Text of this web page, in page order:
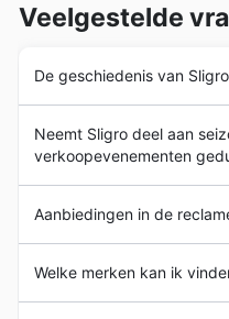
Veelgestelde
De geschiedenis van
1935 met de oprichting
Slippens. In de beginjaren
onderneming het leveren
in margarine, vetten en
In 1961 werd in
levensmiddelen de
Neemt Sligro deel aan
verkoopevenementen
seizoensgebonden
evenementen gedurende
aantrekkelijke
die u hier op onze site
Aanbiedingen in de
de distributie van
foodproducten. Het
Welke merken kan ik